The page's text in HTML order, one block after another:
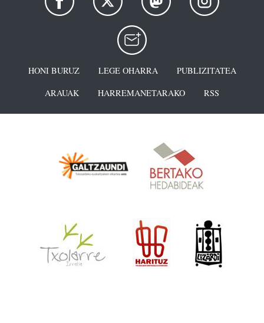
HONI BURUZ LEGE OHARRA
PUBLIZITATEA
ARAUAK
HARREMANETARAKO RSS